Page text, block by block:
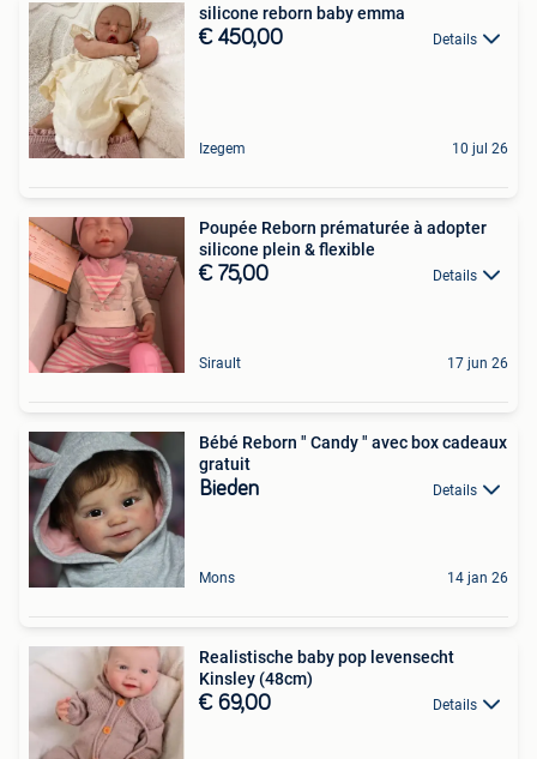
silicone reborn baby emma
€ 450,00 Details
Izegem 10 jul 26
Poupée Reborn prématurée à adopter
silicone plein & flexible
€ 75,00 Details
Sirault 17 jun 26
Bébé Reborn " Candy " avec box cadeaux
gratuit
Bieden Details
Mons 14 jan 26
Realistische baby pop levensecht
Kinsley (48cm)
€ 69,00 Details